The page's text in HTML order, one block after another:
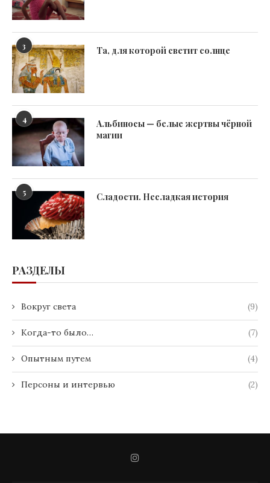
3 Та, для которой светит солнце
4
Альбиносы — белые жертвы чёрной
магии
5 Сладости. Несладкая история
РАЗДЕЛЫ
Вокруг света (9)
Когда-то было… (7)
Опытным путем (4)
Персоны и интервью (2)